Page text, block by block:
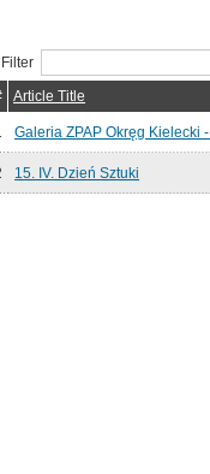
Article Title
Galeria ZPAP Okręg Kielecki
15. IV. Dzień Sztuki